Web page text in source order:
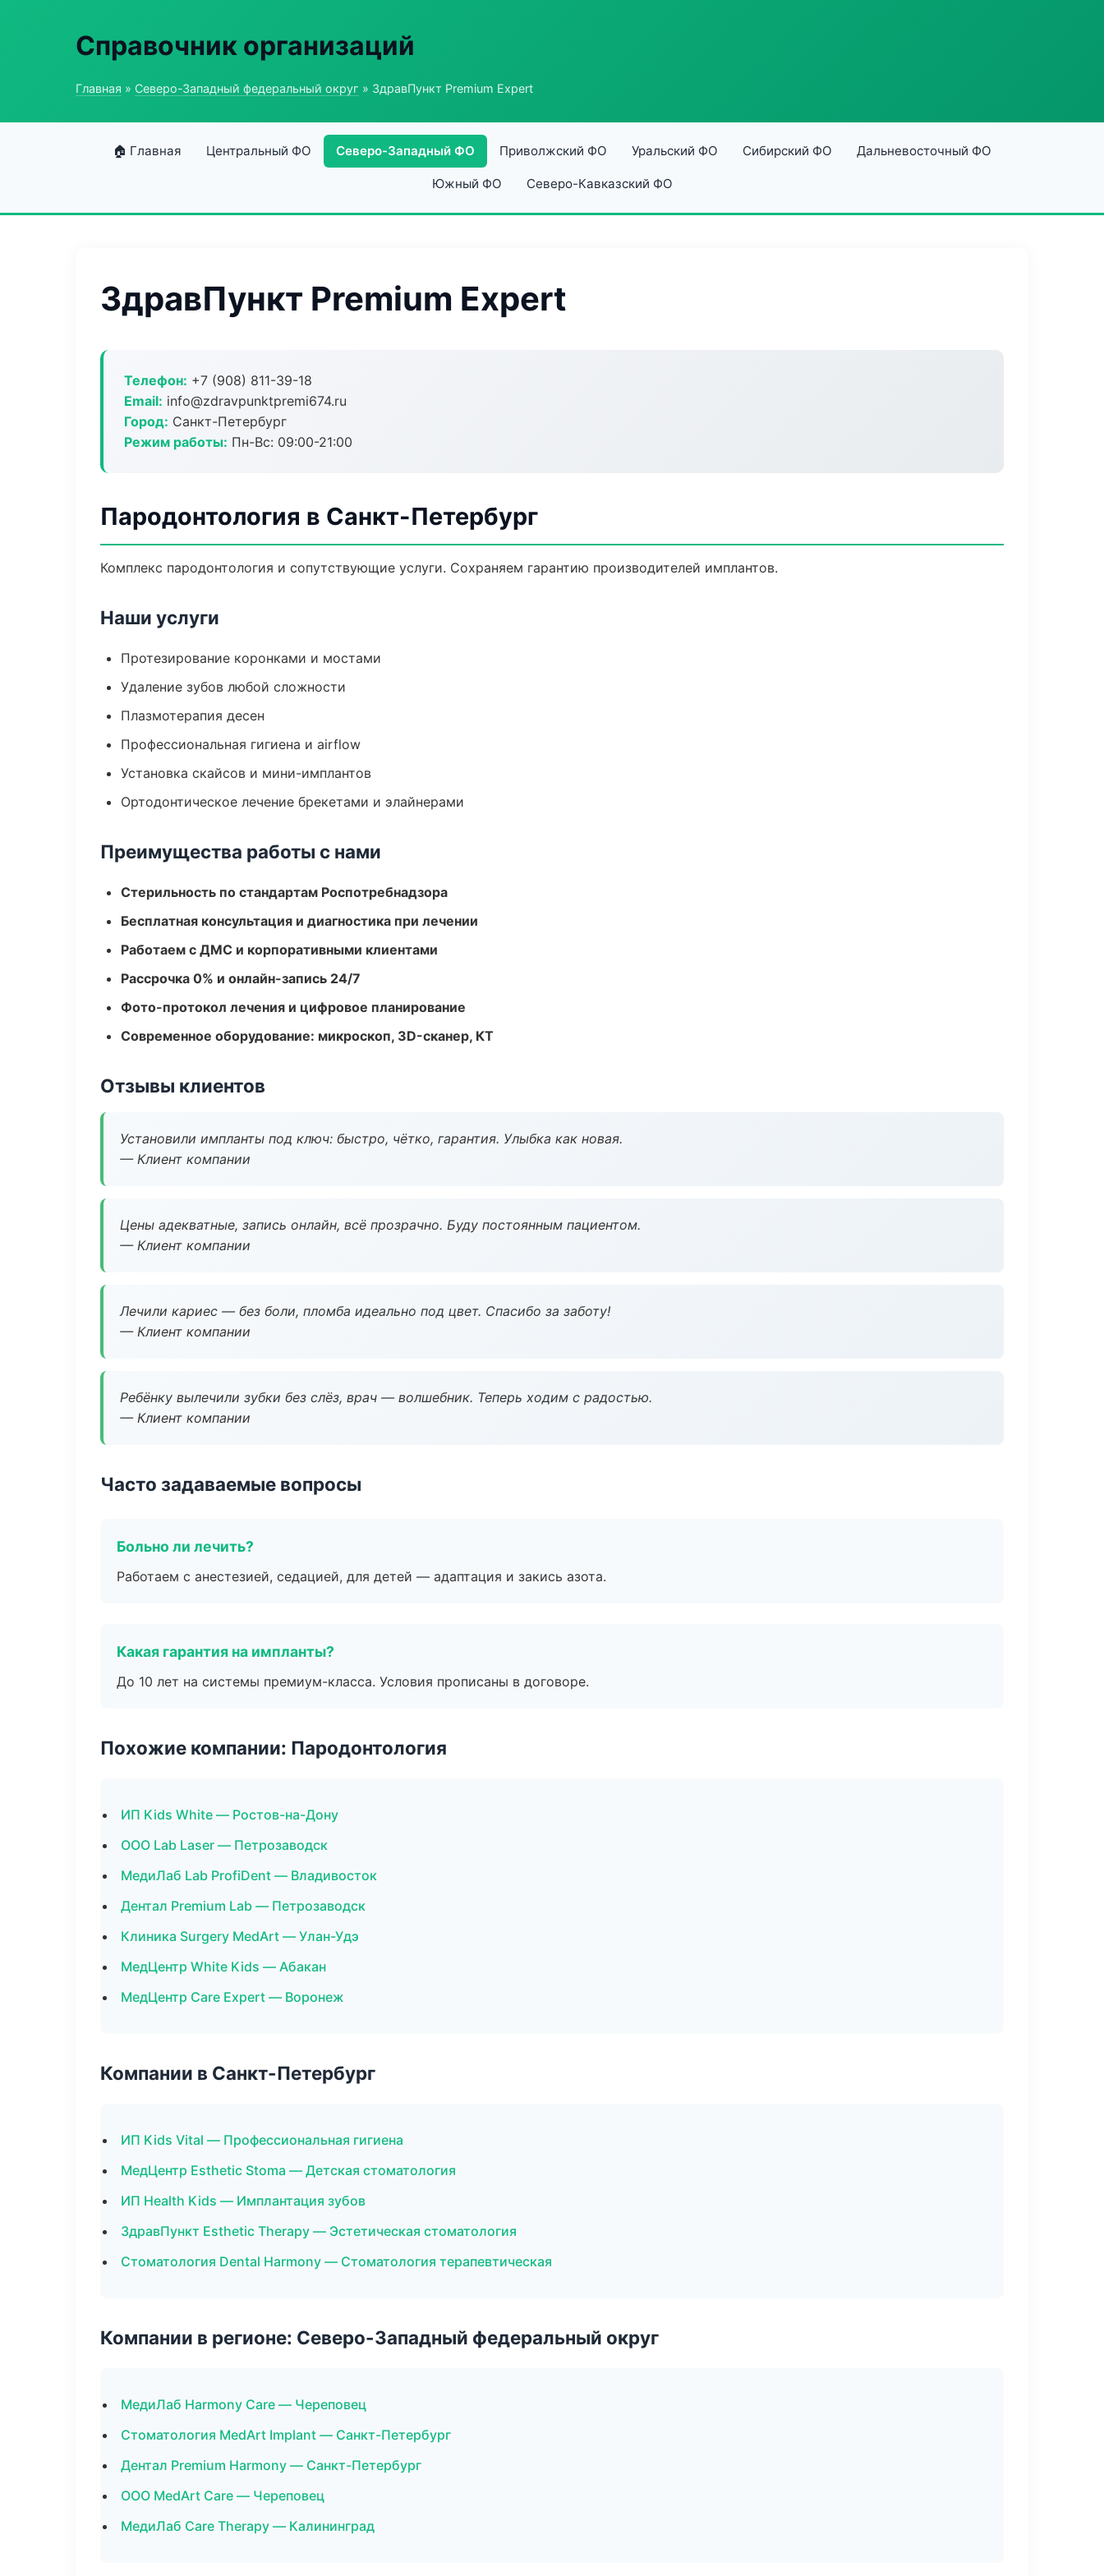
Справочник организаций
Главная » Северо-Западный федеральный округ » ЗдравПункт Premium Expert
🏠 Главная Центральный ФО Северо-Западный ФО Приволжский ФО Уральский ФО Сибирский ФО Дальневосточный ФО
Южный ФО Северо-Кавказский ФО
ЗдравПункт Premium Expert
Телефон: +7 (908) 811-39-18
Email: info@zdravpunktpremi674.ru
Город: Санкт-Петербург
Режим работы: Пн-Вс: 09:00-21:00
Пародонтология в Санкт-Петербург
Комплекс пародонтология и сопутствующие услуги. Сохраняем гарантию производителей имплантов.
Наши услуги
Протезирование коронками и мостами
Удаление зубов любой сложности
Плазмотерапия десен
Профессиональная гигиена и airflow
Установка скайсов и мини-имплантов
Ортодонтическое лечение брекетами и элайнерами
Преимущества работы с нами
Стерильность по стандартам Роспотребнадзора
Бесплатная консультация и диагностика при лечении
Работаем с ДМС и корпоративными клиентами
Рассрочка 0% и онлайн-запись 24/7
Фото-протокол лечения и цифровое планирование
Современное оборудование: микроскоп, 3D-сканер, КТ
Отзывы клиентов
Установили импланты под ключ: быстро, чётко, гарантия. Улыбка как новая.
— Клиент компании
Цены адекватные, запись онлайн, всё прозрачно. Буду постоянным пациентом.
— Клиент компании
Лечили кариес — без боли, пломба идеально под цвет. Спасибо за заботу!
— Клиент компании
Ребёнку вылечили зубки без слёз, врач — волшебник. Теперь ходим с радостью.
— Клиент компании
Часто задаваемые вопросы
Больно ли лечить?
Работаем с анестезией, седацией, для детей — адаптация и закись азота.
Какая гарантия на импланты?
До 10 лет на системы премиум-класса. Условия прописаны в договоре.
Похожие компании: Пародонтология
ИП Kids White — Ростов-на-Дону
ООО Lab Laser — Петрозаводск
МедиЛаб Lab ProfiDent — Владивосток
Дентал Premium Lab — Петрозаводск
Клиника Surgery MedArt — Улан-Удэ
МедЦентр White Kids — Абакан
МедЦентр Care Expert — Воронеж
Компании в Санкт-Петербург
ИП Kids Vital — Профессиональная гигиена
МедЦентр Esthetic Stoma — Детская стоматология
ИП Health Kids — Имплантация зубов
ЗдравПункт Esthetic Therapy — Эстетическая стоматология
Стоматология Dental Harmony — Стоматология терапевтическая
Компании в регионе: Северо-Западный федеральный округ
МедиЛаб Harmony Care — Череповец
Стоматология MedArt Implant — Санкт-Петербург
Дентал Premium Harmony — Санкт-Петербург
ООО MedArt Care — Череповец
МедиЛаб Care Therapy — Калининград